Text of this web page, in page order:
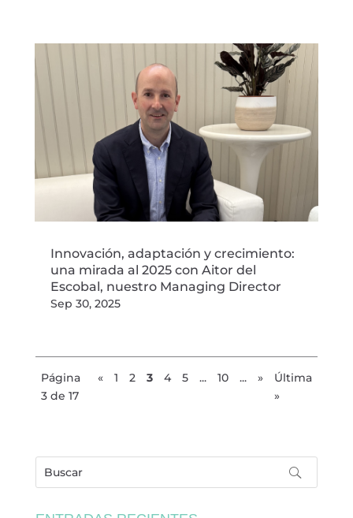
Innovación, adaptación y crecimiento:
una mirada al 2025 con Aitor del
Escobal, nuestro Managing Director
Sep 30, 2025
Página
3 de 17
« 1 2 3 4 5 ... 10 ... »
Última
»